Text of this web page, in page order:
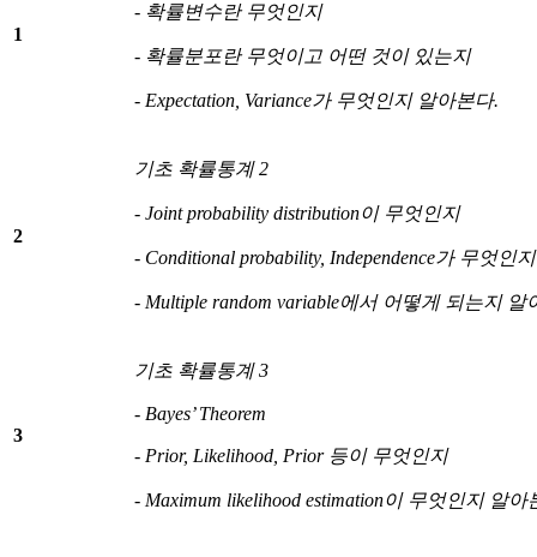
1
- 확률변수란 무엇인지
- 확률분포란 무엇이고 어떤 것이 있는지
- Expectation, Variance가 무엇인지 알아본다.
2
기초 확률통계2
- Joint probability distribution이 무엇인지
- Conditional probability, Independence가 무엇인지
- Multiple random variable에서 어떻게 되는지 알
3
기초 확률통계3
- Bayes’ Theorem
- Prior, Likelihood, Prior 등이 무엇인지
- Maximum likelihood estimation이 무엇인지 알아